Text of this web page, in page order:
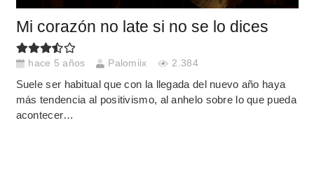
Mi corazón no late si no se lo dices
hace 5 años Palomiix 2.384
Suele ser habitual que con la llegada del nuevo año haya
más tendencia al positivismo, al anhelo sobre lo que pueda
acontecer…